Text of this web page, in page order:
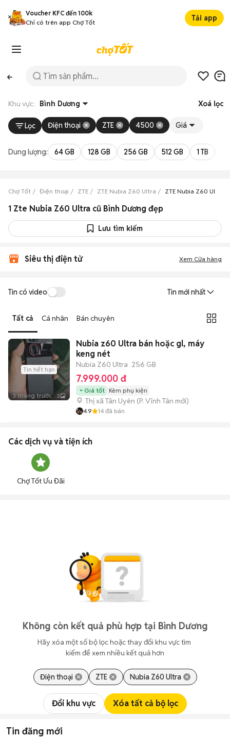
Voucher KFC đến 100k
Chỉ có trên app Chợ Tốt
Tải app
Khu vực: Bình Dương Xoá lọc
Lọc Điện thoại ZTE 4500 Giá
Dung lượng: 64 GB 128 GB 256 GB 512 GB 1 TB
Chợ Tốt Điện thoại ZTE ZTE Nubia Z60 Ultra ZTE Nubia Z60 Ultra
1 Zte Nubia Z60 Ultra cũ Bình Dương đẹp
Lưu tìm kiếm
Siêu thị điện tử Xem Cửa hàng
Tin có video Tin mới nhất
Tất cả Cá nhân Bán chuyên
Tin hết hạn
3 tháng trước 3
Nubia z60 Ultra bán hoặc gl, máy
keng nét
Nubia Z60 Ultra 256 GB
7.999.000 đ
Giá tốt Kèm phụ kiện
Thị xã Tân Uyên (P. Vĩnh Tân mới)
4.9 14 đã bán
Các dịch vụ và tiện ích
Chợ Tốt Ưu Đãi
Không còn kết quả phù hợp tại Bình Dương
Hãy xóa một số bộ lọc hoặc thay đổi khu vực tìm
kiếm để xem nhiều kết quả hơn
Điện thoại ZTE Nubia Z60 Ultra
Đổi khu vực Xóa tất cả bộ lọc
Tin đăng mới